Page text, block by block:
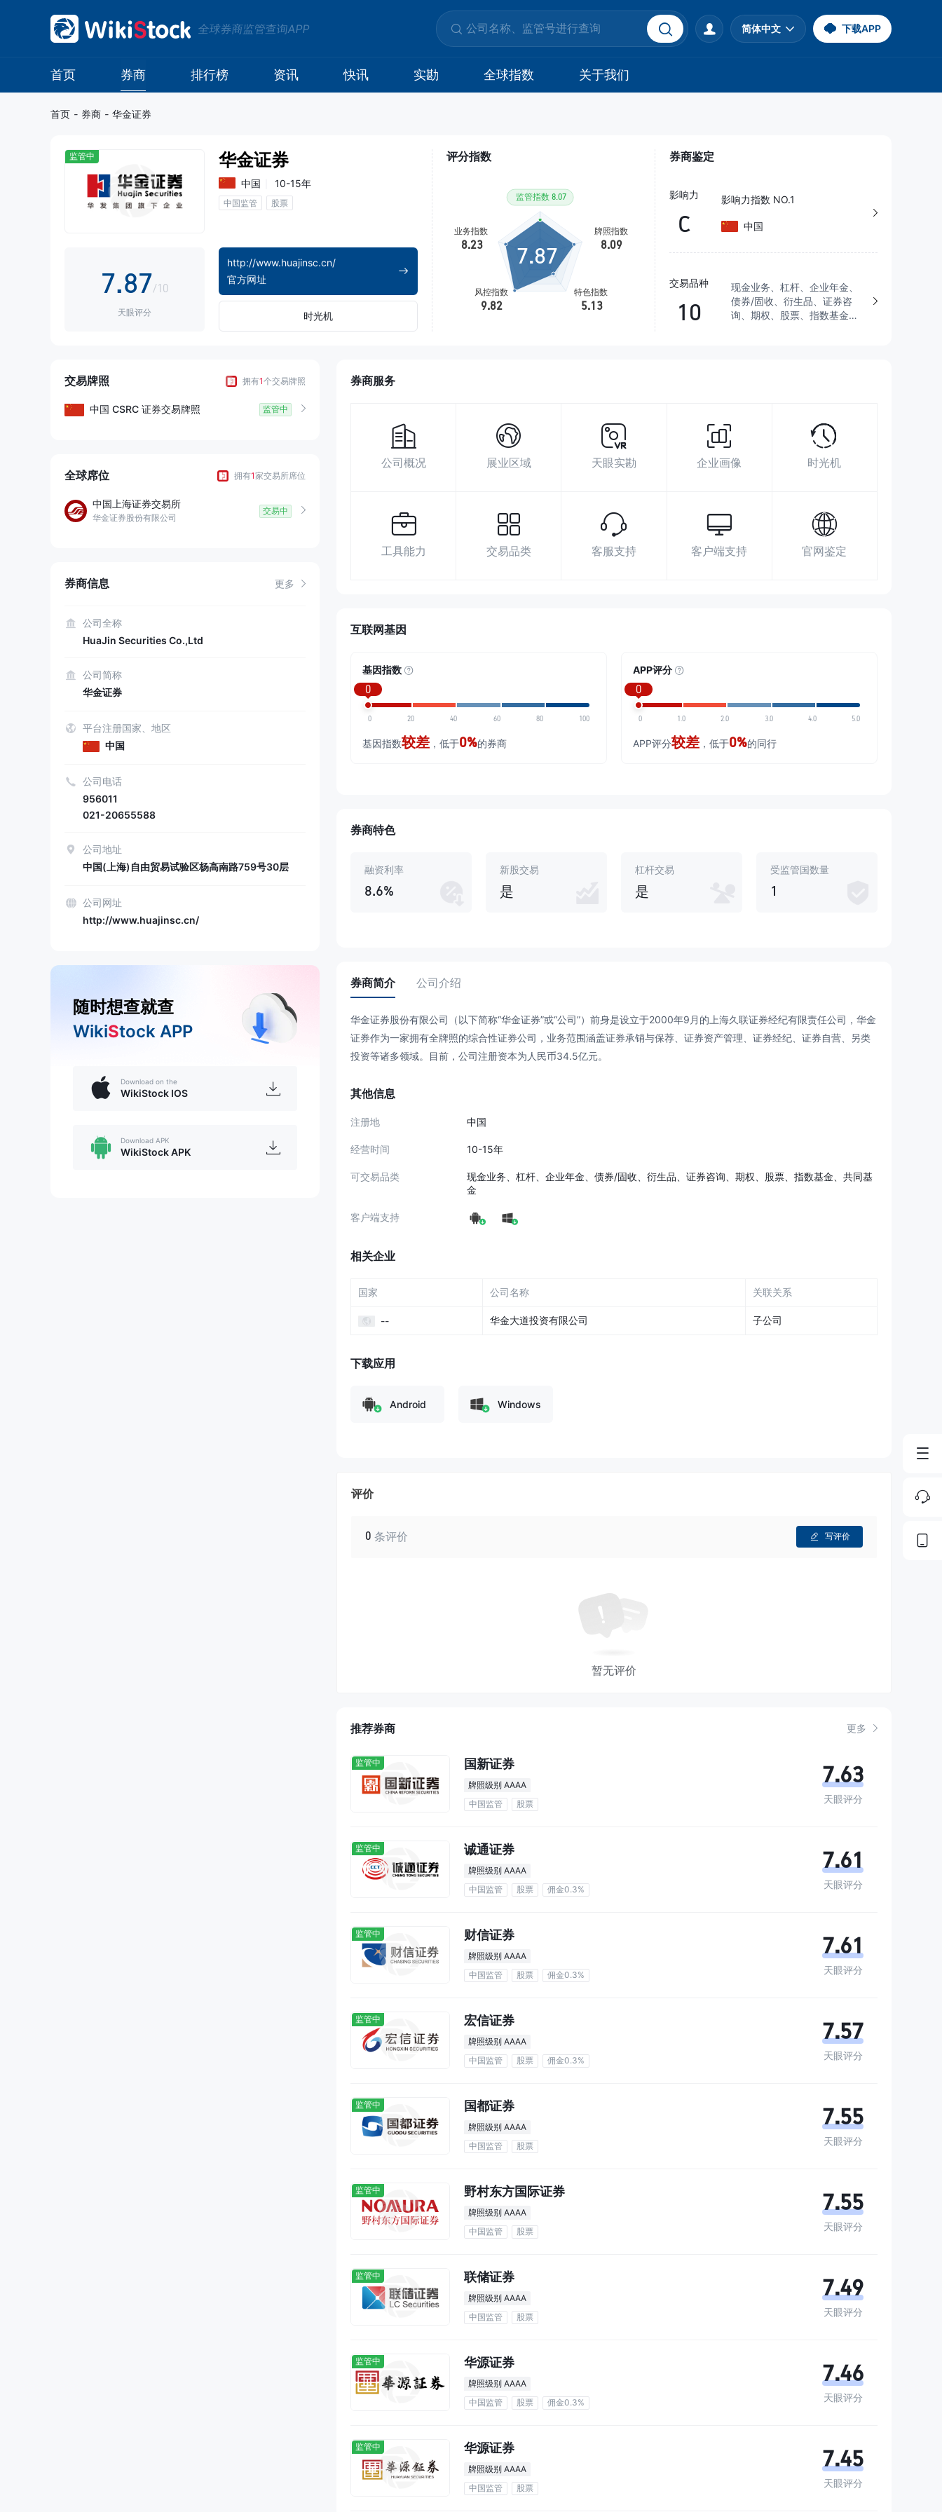
全球券商监管查询APP 简体中文 下载APP
首页 券商 排行榜 资讯 快讯 实勘 全球指数 关于我们
首页 - 券商 - 华金证券
监管中
0
2
4
5
7.
0
1
2
3
5
6
8
9
0
1
2
4
5
7
8
/10
天眼评分
华金证券
中国 10-15年
中国监管 股票
http://www.huajinsc.cn/
官方网址
时光机
评分指数
7.87
券商鉴定
影响力
C
影响力指数 NO.1
中国
交易品种
10
现金业务、杠杆、企业年金、
债券/固收、衍生品、证券咨
询、期权、股票、指数基金、
956011
hjzq@huajinsc.cn
中国(上海)自由贸易试验区杨高南路759号
30层
交易牌照 拥有1个交易牌照
中国 CSRC 证券交易牌照 监管中
全球席位 拥有1家交易所席位
中国上海证券交易所
华金证券股份有限公司
交易中
券商信息 更多
公司全称
HuaJin Securities Co.,Ltd
公司简称
华金证券
平台注册国家、地区
中国
公司电话
956011
021-20655588
公司地址
中国(上海)自由贸易试验区杨高南路759号30层
公司网址
http://www.huajinsc.cn/
随时想查就查
WikiStock APP
Download on the
WikiStock IOS
Download APK
WikiStock APK
券商服务
公司概况 展业区域 天眼实勘 企业画像 时光机
工具能力 交易品类 客服支持 客户端支持 官网鉴定
互联网基因
基因指数
0
0 20 40 60 80 100
基因指数较差 ，低于0%的券商
APP评分
0
0 1.0 2.0 3.0 4.0 5.0
APP评分较差 ，低于0%的同行
券商特色
融资利率
8.6%
新股交易
是
杠杆交易
是
受监管国数量
1
券商简介 公司介绍
华金证券股份有限公司（以下简称“华金证券”或“公司”）前身是设立于2000年9月的上海久联证券经纪有限责任公司，华金
证券作为一家拥有全牌照的综合性证券公司，业务范围涵盖证券承销与保荐、证券资产管理、证券经纪、证券自营、另类
投资等诸多领域。目前，公司注册资本为人民币34.5亿元。
其他信息
注册地 中国
经营时间 10-15年
可交易品类
现金业务、杠杆、企业年金、债券/固收、衍生品、证券咨询、期权、股票、指数基金、共同基
金
客户端支持
相关企业
国家 公司名称 关联关系
-- 华金大道投资有限公司 子公司
下载应用
Android Windows
评价
0 条评价 写评价
暂无评价
推荐券商 更多
监管中 国新证券
牌照级别 AAAA
中国监管
股票
7.63
天眼评分
监管中 诚通证券
牌照级别 AAAA
中国监管
股票 佣金0.3%
7.61
天眼评分
监管中 财信证券
牌照级别 AAAA
中国监管
股票 佣金0.3%
7.61
天眼评分
监管中 宏信证券
牌照级别 AAAA
中国监管
股票 佣金0.3%
7.57
天眼评分
监管中 国都证券
牌照级别 AAAA
中国监管
股票
7.55
天眼评分
监管中 野村东方国际证券
牌照级别 AAAA
中国监管
股票
7.55
天眼评分
监管中 联储证券
牌照级别 AAAA
中国监管
股票
7.49
天眼评分
监管中 华源证券
牌照级别 AAAA
中国监管
股票 佣金0.3%
7.46
天眼评分
监管中 华源证券
牌照级别 AAAA
中国监管
股票
7.45
天眼评分